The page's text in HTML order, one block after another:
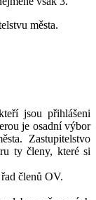
města.
jsou přihlášeni
je osadní výbor
Zastupitelstvo
ty členy, které si
členů OV.